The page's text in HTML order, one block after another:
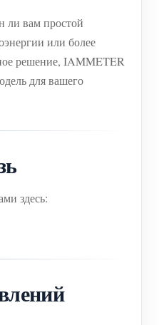
ли вам простой
или более
решение, IAMMETER
для вашего
здесь: